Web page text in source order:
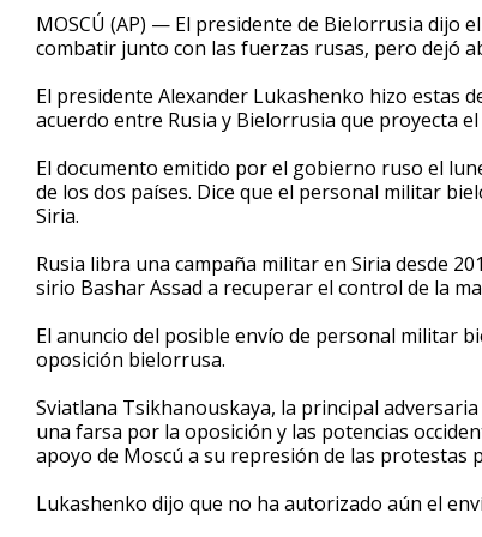
48
seconds Volume
90%
MOSCÚ (AP) — El presidente de Bielorrusia dijo
combatir junto con las fuerzas rusas, pero dejó
El presidente Alexander Lukashenko hizo estas
acuerdo entre Rusia y Bielorrusia que proyecta
El documento emitido por el gobierno ruso el
de los dos países. Dice que el personal militar
Siria.
Rusia libra una campaña militar en Siria desde
sirio Bashar Assad a recuperar el control de la
El anuncio del posible envío de personal militar
oposición bielorrusa.
Sviatlana Tsikhanouskaya, la principal
una farsa por la oposición y las potencias
apoyo de Moscú a su represión de las protestas
Lukashenko dijo que no ha autorizado aún el